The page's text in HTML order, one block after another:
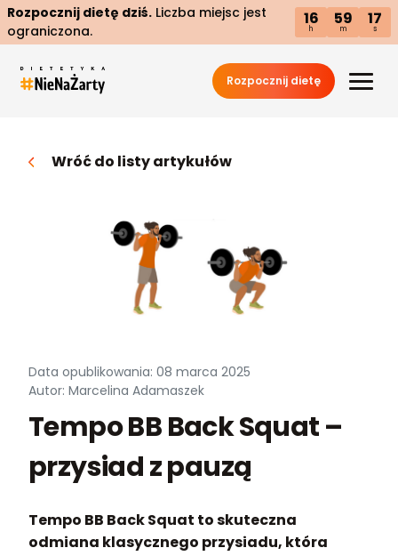
Rozpocznij dietę dziś. Liczba miejsc jest
ograniczona.
16
h
59
m
17
s
Rozpocznij dietę
Wróć do listy artykułów
Data opublikowania: 08 marca 2025
Autor: Marcelina Adamaszek
Tempo BB Back Squat –
przysiad z pauzą
Tempo BB Back Squat to skuteczna
odmiana klasycznego przysiadu, która